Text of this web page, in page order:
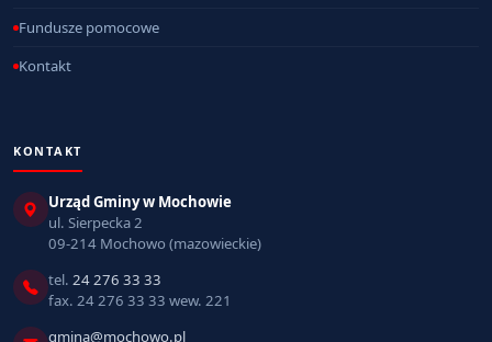
Fundusze pomocowe
Kontakt
KONTAKT
Urząd Gminy w Mochowie
ul. Sierpecka 2
09-214 Mochowo (mazowieckie)
tel. 24 276 33 33
fax. 24 276 33 33 wew. 221
gmina@mochowo.pl